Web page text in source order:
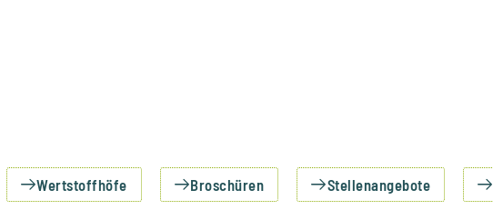
Wertstoffhöfe Broschüren Stellenangebote